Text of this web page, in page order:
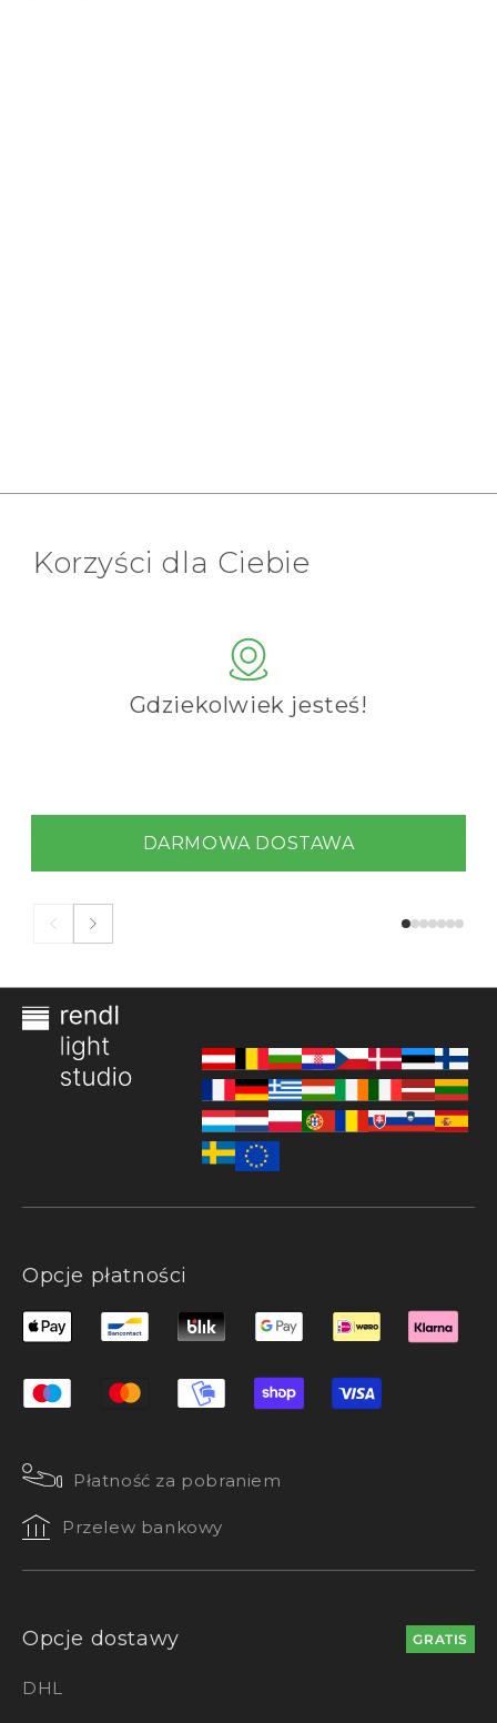
Korzyści dla Ciebie
Gdziekolwiek jesteś!
DARMOWA DOSTAWA
Opcje płatności
Płatność za pobraniem
Przelew bankowy
Opcje dostawy GRATIS
DHL